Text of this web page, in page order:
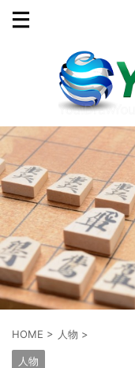
HOME > 人物 >
人物